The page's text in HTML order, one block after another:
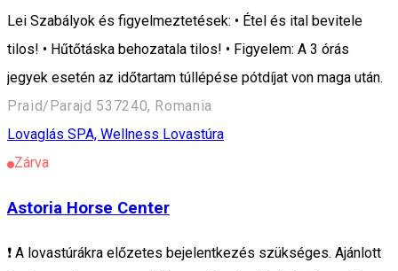
Lei Szabályok és figyelmeztetések: • Étel és ital bevitele
tilos! • Hűtőtáska behozatala tilos! • Figyelem: A 3 órás
jegyek esetén az időtartam túllépése pótdíjat von maga után.
Praid/Parajd 537240, Romania
Lovaglás SPA, Wellness Lovastúra
Zárva
Astoria Horse Center
❗ A lovastúrákra előzetes bejelentkezés szükséges. Ajánlott